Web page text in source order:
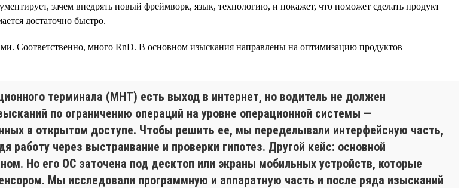
зачем внедрять новый фреймворк, язык, технологию, и покажет, что поможет сделать продукт
достаточно быстро.
Соответственно, много RnD. В основном изыскания направлены на оптимизацию продуктов
терминала (МНТ) есть выход в интернет, но водитель не должен
по ограничению операций на уровне операционной системы —
в открытом доступе. Чтобы решить ее, мы переделывали интерфейсную часть,
работу через выстраивание и проверки гипотез. Другой кейс: основной
Но его ОС заточена под десктоп или экраны мобильных устройств, которые
Мы исследовали программную и аппаратную часть и после ряда изысканий